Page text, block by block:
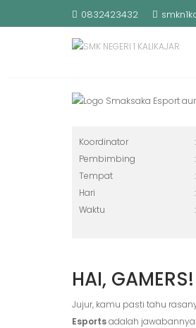
to
0832423432
SMAKSAKA
Koordinator
:
Pembimbing
:
Tempat
:
Hari
:
Waktu
:
HAI, GAMERS!
Jujur, kamu pasti tahu
Esportsadalah jawabannya!